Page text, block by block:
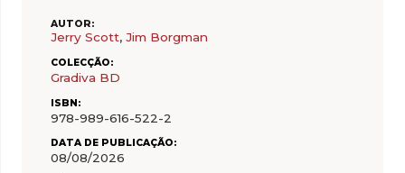
AUTOR:
Jerry Scott, Jim Borgman
COLECÇÃO:
Gradiva BD
ISBN:
978-989-616-522-2
DATA DE PUBLICAÇÃO:
08/08/2026